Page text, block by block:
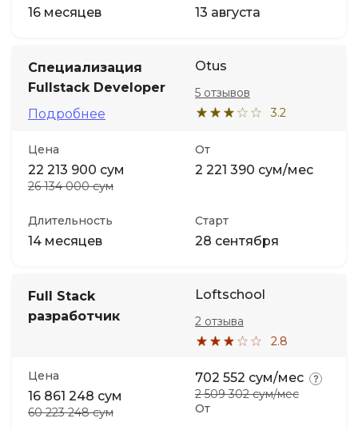
16 месяцев 13 августа
Специализация
Fullstack Developer
Подробнее
Otus
3.2
5 отзывов
Цена
22 213 900 сум
26 134 000 сум
От
2 221 390 сум/мес
Длительность
14 месяцев
Старт
28 сентября
Full Stack
разработчик
Loftschool
2.8
2 отзыва
Цена
16 861 248 сум
60 223 248 сум От
702 552 сум/мес
2 509 302 сум/мес